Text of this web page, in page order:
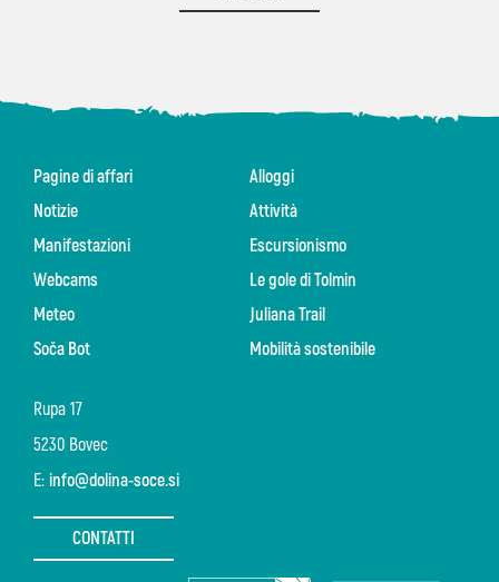
Rupa 17
5230 Bovec
E: info@dolina-soce.si
CONTATTI
Pagine di affari
Notizie
Manifestazioni
Webcams
Meteo
Soča Bot
Alloggi
Attività
Escursionismo
Le gole di Tolmin
Juliana Trail
Mobilità sostenibile